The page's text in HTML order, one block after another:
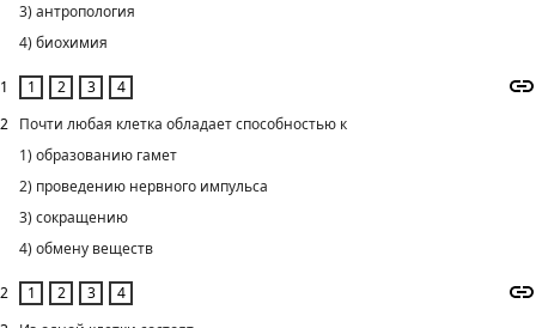
1
3) антропология
4) биохимия
2
2
Почти любая клетка обладает способностью к
1) образованию гамет
2) проведению нервного импульса
3) сокращению
4) обмену веществ